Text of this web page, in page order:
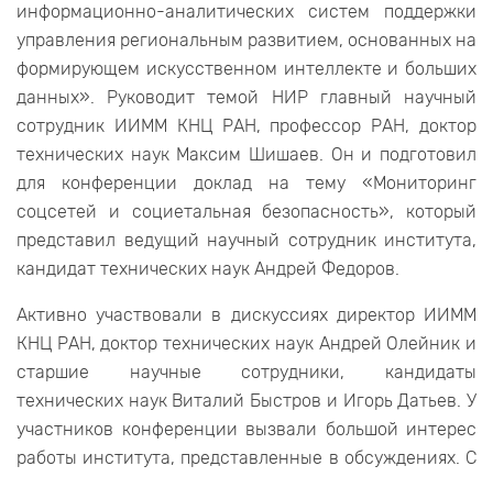
информационно-аналитических систем поддержки
управления региональным развитием, основанных на
формирующем искусственном интеллекте и больших
данных». Руководит темой НИР главный научный
сотрудник ИИММ КНЦ РАН, профессор РАН, доктор
технических наук Максим Шишаев. Он и подготовил
для конференции доклад на тему «Мониторинг
соцсетей и социетальная безопасность», который
представил ведущий научный сотрудник института,
кандидат технических наук Андрей Федоров.
Активно участвовали в дискуссиях директор ИИММ
КНЦ РАН, доктор технических наук Андрей Олейник и
старшие научные сотрудники, кандидаты
технических наук Виталий Быстров и Игорь Датьев. У
участников конференции вызвали большой интерес
работы института, представленные в обсуждениях. С